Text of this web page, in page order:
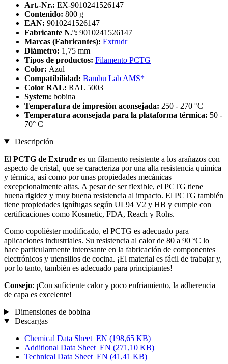
Art.-Nr.: EX-9010241526147
Contenido: 800 g
EAN: 9010241526147
Fabricante N.º: 9010241526147
Marcas (Fabricantes): Extrudr
Diámetro: 1,75 mm
Tipos de productos: Filamento PCTG
Color: Azul
Compatibilidad: Bambu Lab AMS*
Color RAL: RAL 5003
System: bobina
Temperatura de impresión aconsejada: 250 - 270 °C
Temperatura aconsejada para la plataforma térmica: 50 -
70° C
Descripción
El PCTG de Extrudr es un filamento resistente a los arañazos con
aspecto de cristal, que se caracteriza por una alta resistencia química
y térmica, así como por unas propiedades mecánicas
excepcionalmente altas. A pesar de ser flexible, el PCTG tiene
buena rigidez y muy buena resistencia al impacto. El PCTG también
tiene propiedades ignífugas según UL94 V2 y HB y cumple con
certificaciones como Kosmetic, FDA, Reach y Rohs.
Como copoliéster modificado, el PCTG es adecuado para
aplicaciones industriales. Su resistencia al calor de 80 a 90 °C lo
hace particularmente interesante en la fabricación de componentes
electrónicos y utensilios de cocina. ¡El material es fácil de trabajar y,
por lo tanto, también es adecuado para principiantes!
Consejo: ¡Con suficiente calor y poco enfriamiento, la adherencia
de capa es excelente!
Dimensiones de bobina
Descargas
Chemical Data Sheet_EN (198,65 KB)
Additional Data Sheet_EN (271,10 KB)
Technical Data Sheet_EN (41,41 KB)